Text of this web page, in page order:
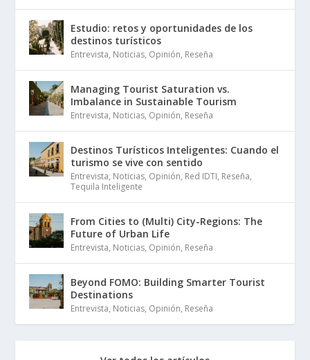
Estudio: retos y oportunidades de los
destinos turísticos
Entrevista, Noticias, Opinión, Reseña
Managing Tourist Saturation vs.
Imbalance in Sustainable Tourism
Entrevista, Noticias, Opinión, Reseña
Destinos Turísticos Inteligentes: Cuando el
turismo se vive con sentido
Entrevista, Noticias, Opinión, Red IDTI, Reseña,
Tequila Inteligente
From Cities to (Multi) City-Regions: The
Future of Urban Life
Entrevista, Noticias, Opinión, Reseña
Beyond FOMO: Building Smarter Tourist
Destinations
Entrevista, Noticias, Opinión, Reseña